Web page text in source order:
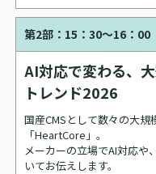
第2部：15：30～16：00
AI対応で変わる、
トレンド2026
国産CMSとして数々の大
「HeartCore」。
メーカーの立場でAI対応や
いてお伝えします。